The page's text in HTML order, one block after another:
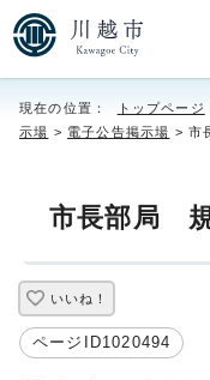
現在の位置： トップページ
示場 > 電子公告掲示場 > 市
市長部局
いいね！
ページID1020494